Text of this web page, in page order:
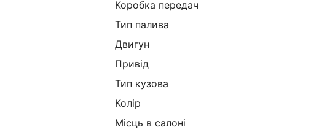
Коробка передач
Тип палива
Двигун
Привід
Тип кузова
Колір
Місць в салоні